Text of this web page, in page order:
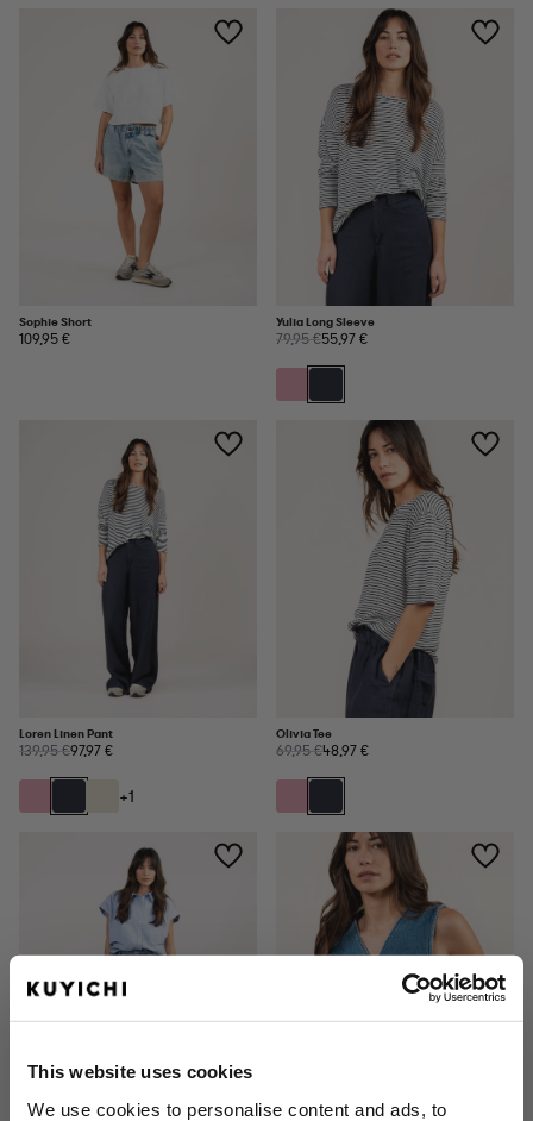
This website uses cookies
We use cookies to personalise content and ads, to
Sophie Short
109,95 €
Yulia Long Sleeve
79,95 €55,97 €
Loren Linen Pant
139,95 €97,97 €
+1
Olivia Tee
69,95 €48,97 €